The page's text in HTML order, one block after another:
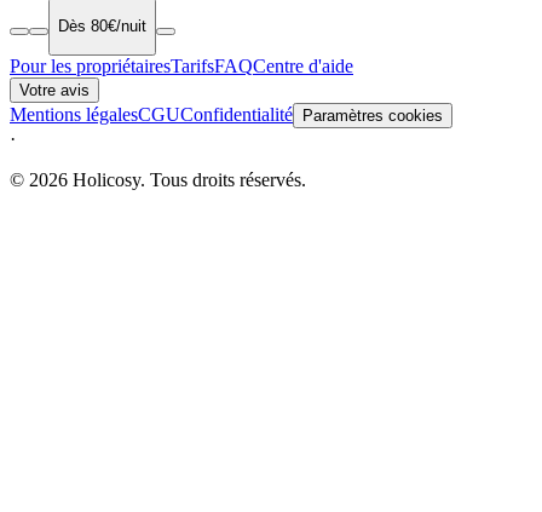
Dès 80€/nuit
Pour les propriétairesTarifsFAQCentre d'aide
Votre avis
Mentions légalesCGUConfidentialité Paramètres cookies
·
© 2026 Holicosy. Tous droits réservés.